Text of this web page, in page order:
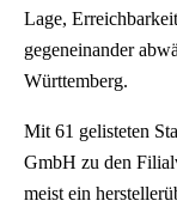
Lage,
gegeneinander
Württemberg.
Mit 61 gelisteten
GmbH zu den
meist ein